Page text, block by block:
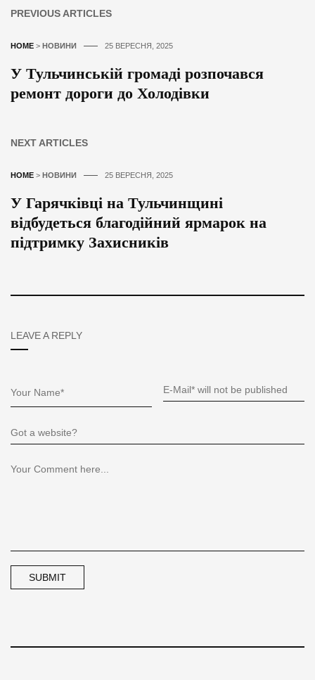
PREVIOUS ARTICLES
HOME > НОВИНИ 25 ВЕРЕСНЯ, 2025
У Тульчинській громаді розпочався
ремонт дороги до Холодівки
NEXT ARTICLES
HOME > НОВИНИ 25 ВЕРЕСНЯ, 2025
У Гарячківці на Тульчинщині
відбудеться благодійний ярмарок на
підтримку Захисників
LEAVE A REPLY